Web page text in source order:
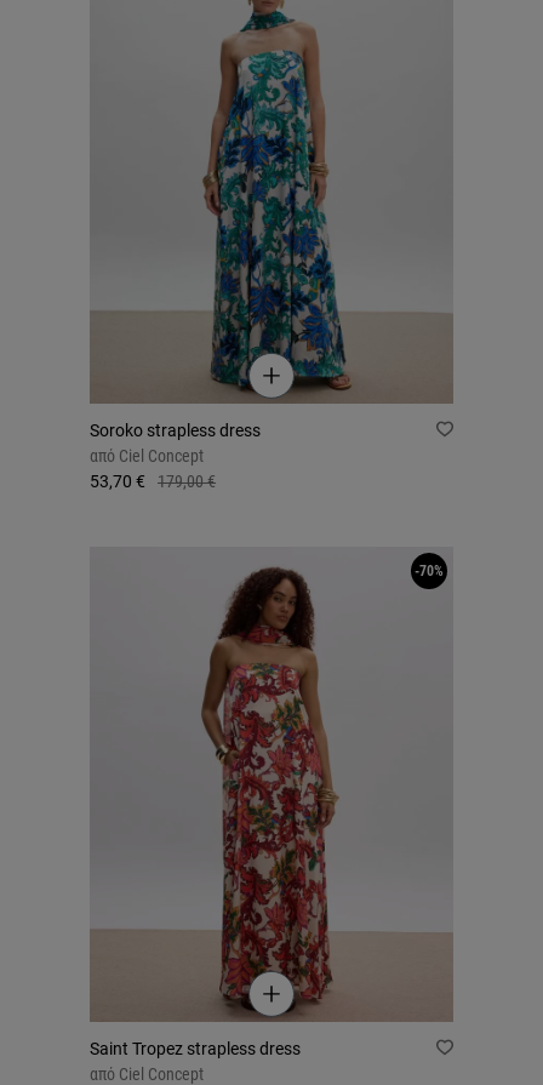
Soroko strapless dress
από Ciel Concept
53,70 €
179,00 €
Saint Tropez strapless dress
από Ciel Concept
-70%